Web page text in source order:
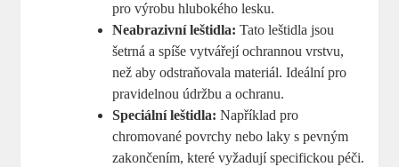
pro výrobu hlubokého lesku.
Neabrazivní‌ leštidla: Tato leštidla jsou
šetrná ​a ⁣spíše⁤ vytvářejí ochrannou vrstvu,
než ​aby odstraňovala materiál. Ideální‍ pro
pravidelnou údržbu a​ ochranu.
Speciální leštidla: ‍Například‌ pro
chromované povrchy nebo‌ laky s ‌pevným
‌zakončením, které vyžadují specifickou péči.